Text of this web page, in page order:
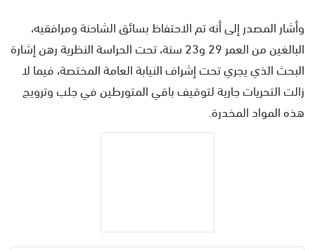
وأشار المصدر إلى أنه تم الاحتفاظ بسائق الشاحنة ومرافقيه،
البالغين من العمر 29 و23 سنة، تحت الحراسة النظرية رهن إشارة
البحث الذي يجري تحت إشراف النيابة العامة المختصة، فيما لا
زالت التحريات جارية لتوقيف باقي المتورطين في جلب وترويج
هذه المواد المخدرة.